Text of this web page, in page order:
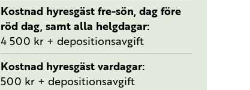
Kostnad hyresgäst fre-sön, dag före
röd dag, samt alla helgdagar
4 500 kr + depositionsavgift
Kostnad hyresgäst vardagar
500 kr + depositionsavgift